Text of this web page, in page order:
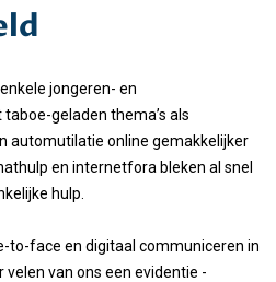
jongeren- en
geladen thema’s als
automutilatie online gemakkelijker
en internetfora bleken al snel
hulp.
to-face en digitaal communiceren in
van ons een evidentie -